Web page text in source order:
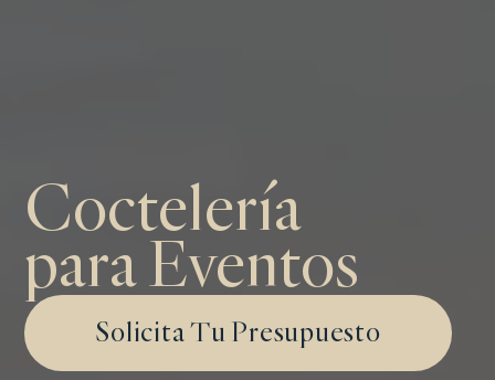
Coctelería
para Eventos
Solicita Tu Presupuesto